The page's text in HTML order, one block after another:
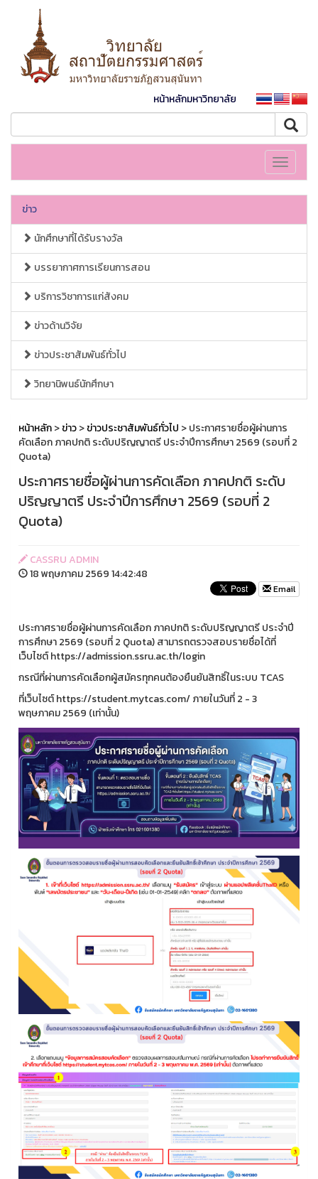
หน้าหลักมหาวิทยาลัย
Toggle
ข่าว
นักศึกษาที่ได้รับรางวัล
บรรยากาศการเรียนการสอน
บริการวิชาการแก่สังคม
ข่าวด้านวิจัย
ข่าวประชาสัมพันธ์ทั่วไป
วิทยานิพนธ์นักศึกษา
หน้าหลัก>ข่าว>ข่าวประชาสัมพันธ์ทั่วไป > ประกาศรายชื่อผู้ผ่านการ
คัดเลือก ภาคปกติ ระดับปริญญาตรี ประจำปีการศึกษา 2569 (รอบที่ 2
Quota)
ประกาศรายชื่อผู้ผ่านการคัดเลือก ภาคปกติ ระดับ
ปริญญาตรี ประจำปีการศึกษา 2569 (รอบที่ 2
Quota)
CASSRU ADMIN
18 พฤษภาคม 2569 14:42:48
Email
ประกาศรายชื่อผู้ผ่านการคัดเลือก ภาคปกติ ระดับปริญญาตรี ประจำปี
การศึกษา 2569 (รอบที่ 2 Quota) สามารถตรวจสอบรายชื่อได้ที่
เว็บไซต์ https://admission.ssru.ac.th/login
กรณีที่ผ่านการคัดเลือกผู้สมัครทุกคนต้องยืนยันสิทธิ์ในระบบ TCAS
ที่เว็บไซต์ https://student.mytcas.com/ ภายในวันที่ 2 - 3
พฤษภาคม 2569 (เท่านั้น)